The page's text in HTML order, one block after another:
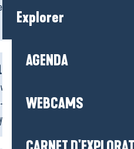
Explorer
AGENDA
WEBCAMS
et à votre vitalité.
rythme ? Les loueurs de
de Guérande vous
les villages...